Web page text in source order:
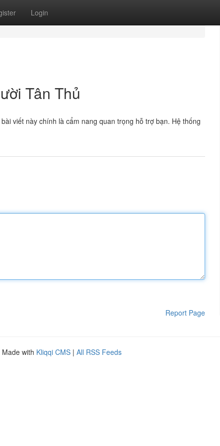
Login
Tân Thủ
viết này chính là cẩm nang quan trọng hỗ trợ bạn. Hệ thống
Report Page
Made with Kliqqi CMS | All RSS Feeds